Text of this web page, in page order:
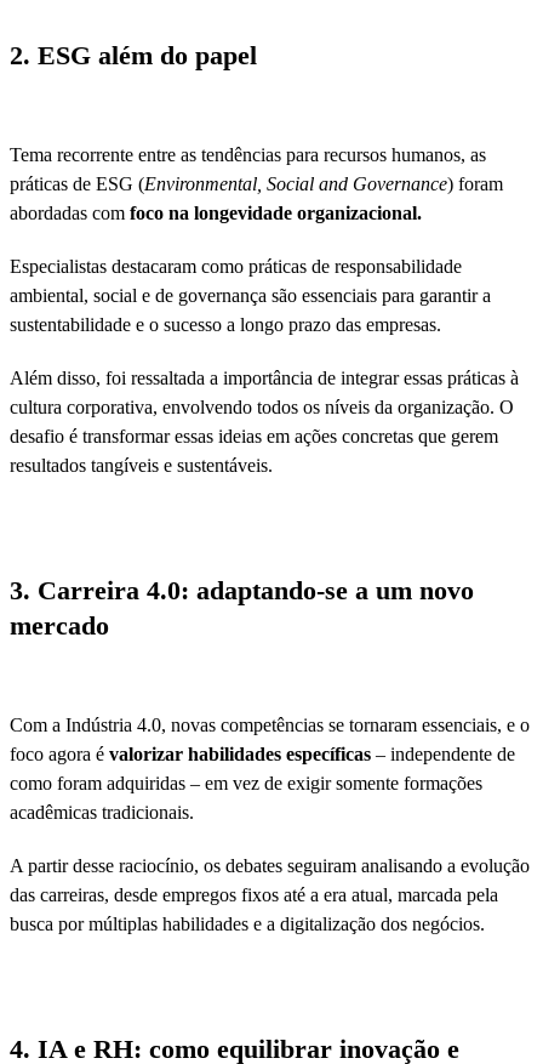
2. ESG além do papel
Tema recorrente entre as tendências para recursos humanos, as
práticas de ESG (Environmental, Social and Governance) foram
abordadas com foco na longevidade organizacional.
Especialistas destacaram como práticas de responsabilidade
ambiental, social e de governança são essenciais para garantir a
sustentabilidade e o sucesso a longo prazo das empresas.
Além disso, foi ressaltada a importância de integrar essas práticas à
cultura corporativa, envolvendo todos os níveis da organização. O
desafio é transformar essas ideias em ações concretas que gerem
resultados tangíveis e sustentáveis.
3. Carreira 4.0: adaptando-se a um novo
mercado
Com a Indústria 4.0, novas competências se tornaram essenciais, e o
foco agora é valorizar habilidades específicas – independente de
como foram adquiridas – em vez de exigir somente formações
acadêmicas tradicionais.
A partir desse raciocínio, os debates seguiram analisando a evolução
das carreiras, desde empregos fixos até a era atual, marcada pela
busca por múltiplas habilidades e a digitalização dos negócios.
4. IA e RH: como equilibrar inovação e